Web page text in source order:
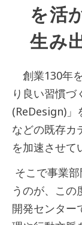
を活
生み
創業130年
り良い習慣づ
(ReDesign)」
などの既存カ
を加速させて
そこで事業
うのが、こ
開発センター